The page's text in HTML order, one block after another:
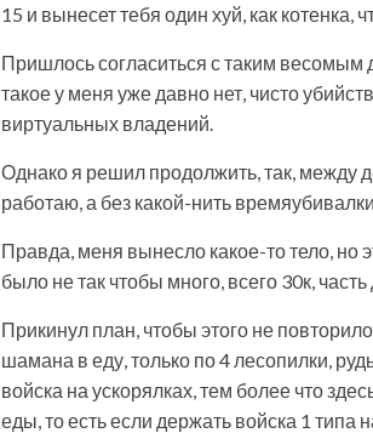
15 и вынесет тебя один хуй, как котенка,
Пришлось согласиться с таким
такое у меня уже давно нет, чисто
виртуальных владений.
Однако я решил продолжить, так, между
работаю, а без какой-нить
Правда, меня вынесло какое-то тело, но
было не так чтобы много, всего 30к,
Прикинул план, чтобы этого не
шамана в еду, только по 4 лесопилки,
войска на ускорялках, тем более что
еды, то есть если держать войска 1 типа